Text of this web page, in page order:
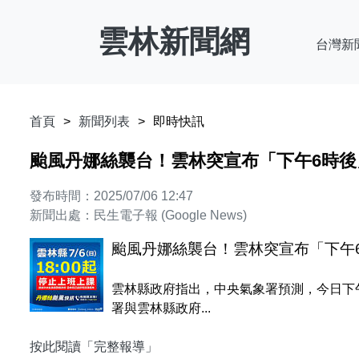
雲林新聞網 台灣新
首頁 新聞列表 即時快訊
颱風丹娜絲襲台！雲林突宣布「下午6時
發布時間：2025/07/06 12:47
新聞出處：民生電子報 (Google News)
颱風丹娜絲襲台！雲林突宣布「下
雲林縣政府指出，中央氣象署預測，今日
署與雲林縣政府...
按此閱讀「完整報導」